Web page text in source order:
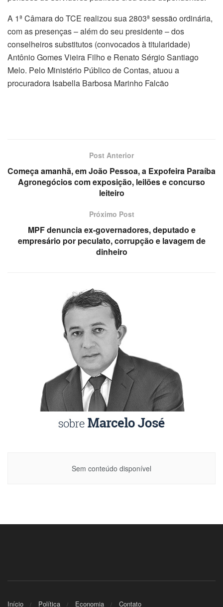
A 1ª Câmara do TCE realizou sua 2803ª sessão ordinária,
com as presenças – além do seu presidente – dos
conselheiros substitutos (convocados à titularidade)
Antônio Gomes Vieira Filho e Renato Sérgio Santiago
Melo. Pelo Ministério Público de Contas, atuou a
procuradora Isabella Barbosa Marinho Falcão
Post Anterior
Começa amanhã, em João Pessoa, a Expofeira Paraíba
Agronegócios com exposição, leilões e concurso
leiteiro
Próximo Post
MPF denuncia ex-governadores, deputado e
empresário por peculato, corrupção e lavagem de
dinheiro
Sem conteúdo disponível
Início Política Economia Contato